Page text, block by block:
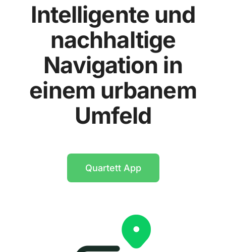
Intelligente und
nachhaltige
Navigation in
einem urbanem
Umfeld
Quartett App